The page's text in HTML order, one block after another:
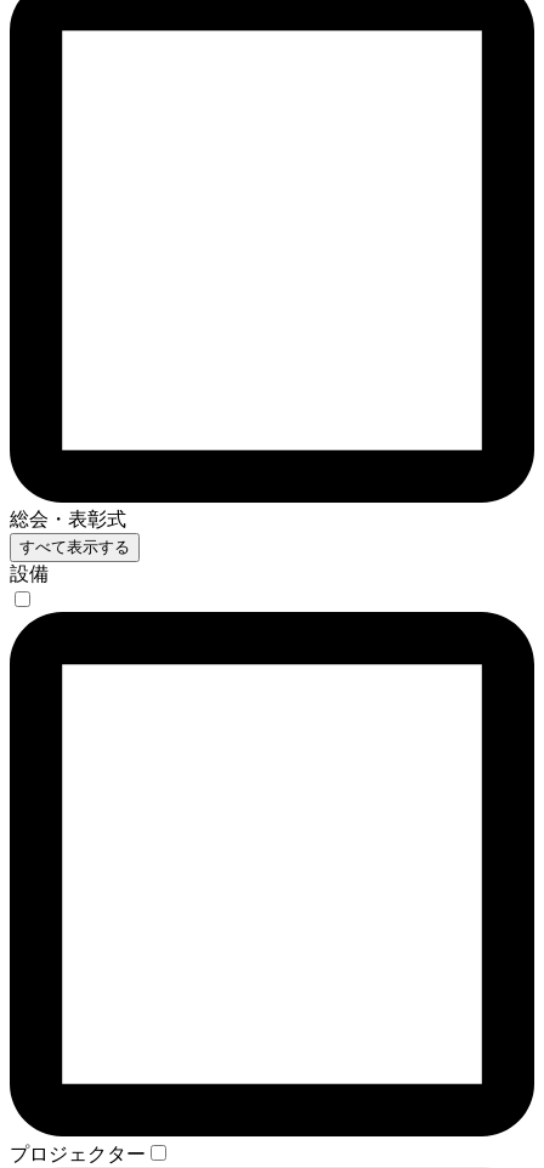
総会・表彰式
すべて表示する
設備
プロジェクター